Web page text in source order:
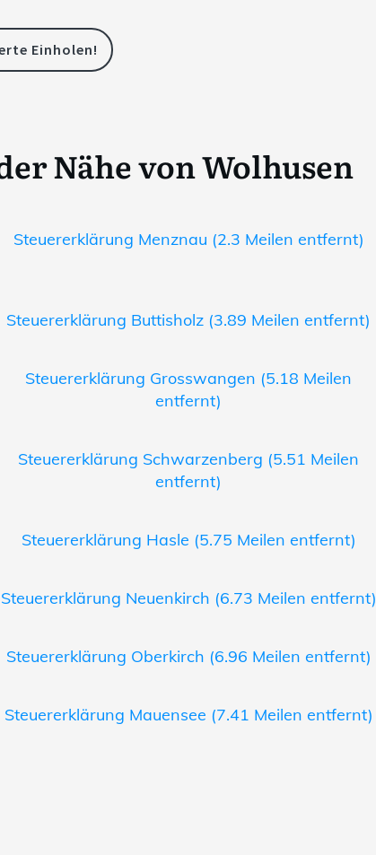
Einholen!
Nähe von Wolhusen
Steuererklärung Menznau (2.3 Meilen entfernt)
Steuererklärung Buttisholz (3.89 Meilen entfernt)
Steuererklärung Grosswangen (5.18 Meilen
entfernt)
Steuererklärung Schwarzenberg (5.51 Meilen
entfernt)
Steuererklärung Hasle (5.75 Meilen entfernt)
Steuererklärung Neuenkirch (6.73 Meilen entfernt)
Steuererklärung Oberkirch (6.96 Meilen entfernt)
Steuererklärung Mauensee (7.41 Meilen entfernt)